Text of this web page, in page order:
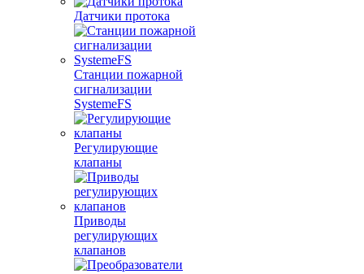
Датчики протока
Станции пожарной
сигнализации
SystemeFS
Регулирующие
клапаны
Приводы
регулирующих
клапанов